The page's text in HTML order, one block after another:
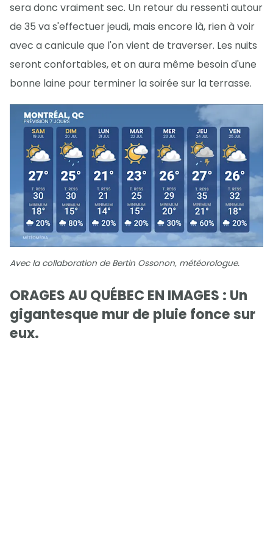
sera donc vraiment sec. Un retour du ressenti autour
de 35 va s'effectuer jeudi, mais encore là, rien à voir
avec a canicule que l'on vient de traverser. Les nuits
seront confortables, et on aura même besoin d'une
bonne laine pour terminer la soirée sur la terrasse.
Avec la collaboration de Bertin Ossonon, météorologue.
ORAGES AU QUÉBEC EN IMAGES : Un
gigantesque mur de pluie fonce sur
eux.